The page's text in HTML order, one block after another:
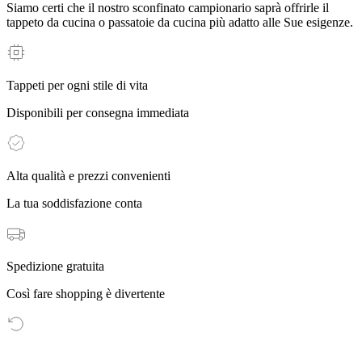
Siamo certi che il nostro sconfinato campionario saprà offrirle il
tappeto da cucina o passatoie da cucina più adatto alle Sue esigenze.
Tappeti per ogni stile di vita
Disponibili per consegna immediata
Alta qualità e prezzi convenienti
La tua soddisfazione conta
Spedizione gratuita
Così fare shopping è divertente